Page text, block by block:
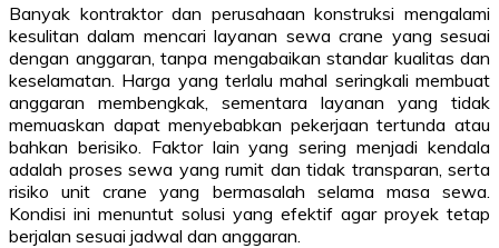
Banyak kontraktor dan perusahaan konstruksi mengalami
kesulitan dalam mencari layanan sewa crane yang sesuai
dengan anggaran, tanpa mengabaikan standar kualitas dan
keselamatan. Harga yang terlalu mahal seringkali membuat
anggaran membengkak, sementara layanan yang tidak
memuaskan dapat menyebabkan pekerjaan tertunda atau
bahkan berisiko. Faktor lain yang sering menjadi kendala
adalah proses sewa yang rumit dan tidak transparan, serta
risiko unit crane yang bermasalah selama masa sewa.
Kondisi ini menuntut solusi yang efektif agar proyek tetap
berjalan sesuai jadwal dan anggaran.